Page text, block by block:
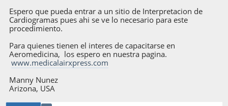
Espero que pueda entrar a un sitio de Interpretacion de
Cardiogramas pues ahi se ve lo necesario para este
procedimiento.
Para quienes tienen el interes de capacitarse en
Aeromedicina, los espero en nuestra pagina.
www.medicalairxpress.com
Manny Nunez
Arizona, USA